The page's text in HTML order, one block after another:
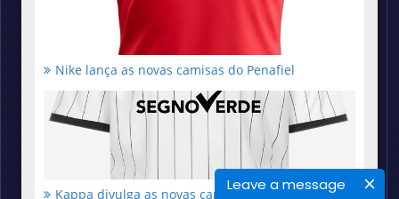
Leave a message
Nike lança as novas camisas do Penafiel
Kappa divulga as novas camisas do Spezia